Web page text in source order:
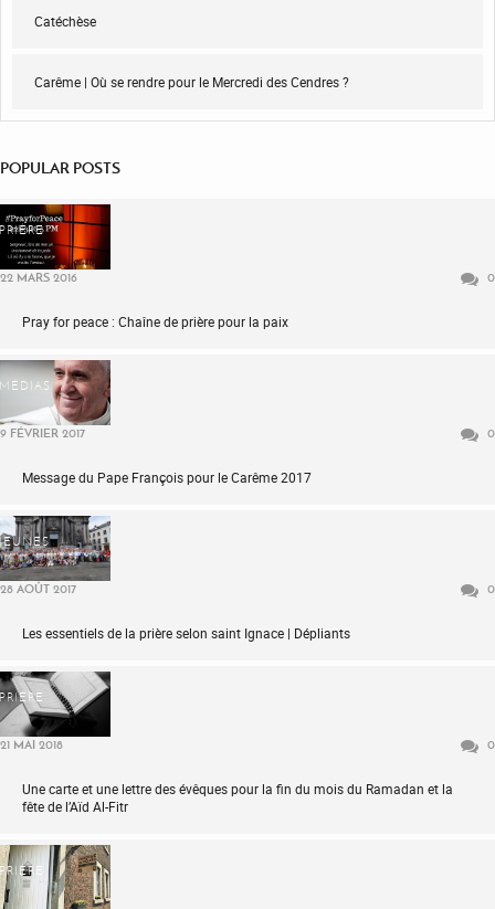
Catéchèse
Carême | Où se rendre pour le Mercredi des Cendres ?
POPULAR POSTS
PRIÈRE
22 MARS 2016 0
Pray for peace : Chaîne de prière pour la paix
MÉDIAS
9 FÉVRIER 2017 0
Message du Pape François pour le Carême 2017
JEUNES
28 AOÛT 2017 0
Les essentiels de la prière selon saint Ignace | Dépliants
PRIÈRE
21 MAI 2018 0
Une carte et une lettre des évêques pour la fin du mois du Ramadan et la
fête de l’Aïd Al-Fitr
PRIÈRE